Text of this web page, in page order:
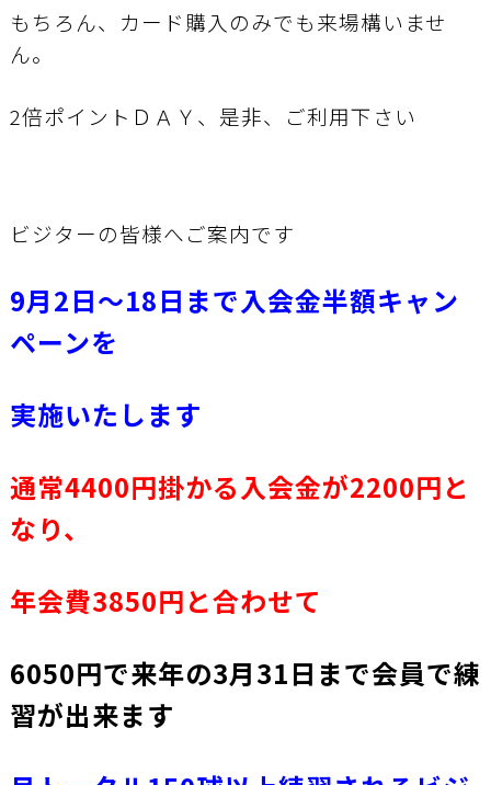
もちろん、カード購入のみでも来場構いませ
ん。
2倍ポイントＤＡＹ、是非、ご利用下さい
ビジターの皆様へご案内です
9月2日～18日まで入会金半額キャン
ペーンを
実施いたします
通常4400円掛かる入会金が2200円と
なり、
年会費3850円と合わせて
6050円で来年の3月31日まで会員で練
習が出来ます